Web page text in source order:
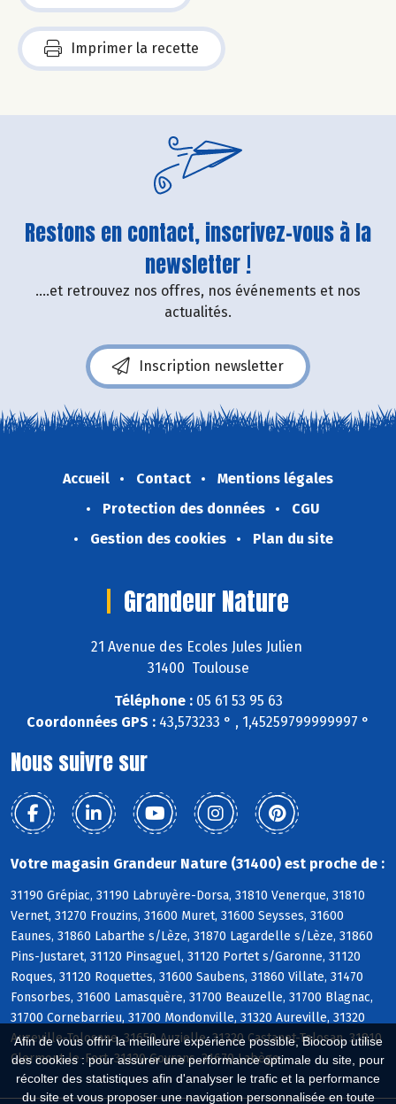
Afin de vous offrir la meilleure expérience possible, Biocoop utilise
des cookies : pour assurer une performance optimale du site, pour
récolter des statistiques afin d'analyser le trafic et la performance
du site et vous proposer une navigation personnalisée en toute
Imprimer la recette
Restons en contact, inscrivez-vous à la
newsletter !
....et retrouvez nos offres, nos événements et nos
actualités.
Inscription newsletter
Accueil Contact
Mentions légales
Protection des données
CGU
Gestion des cookies
Plan du site
Grandeur Nature
21 Avenue des Ecoles Jules Julien
31400 Toulouse
Téléphone :05 61 53 95 63
Coordonnées GPS : 43,573233 ° , 1,45259799999997 °
Nous suivre sur
Votre magasin Grandeur Nature (31400) est proche de :
31190 Grépiac, 31190 Labruyère-Dorsa, 31810 Venerque, 31810
Vernet, 31270 Frouzins, 31600 Muret, 31600 Seysses, 31600
Eaunes, 31860 Labarthe s/Lèze, 31870 Lagardelle s/Lèze, 31860
Pins-Justaret, 31120 Pinsaguel, 31120 Portet s/Garonne, 31120
Roques, 31120 Roquettes, 31600 Saubens, 31860 Villate, 31470
Fonsorbes, 31600 Lamasquère, 31700 Beauzelle, 31700 Blagnac,
31700 Cornebarrieu, 31700 Mondonville, 31320 Aureville, 31320
Auzeville-Tolosane, 31650 Auzielle, 31320 Castanet-Tolosan, 31810
Clermont-le-Fort, 31120 Goyrans, 31670 Labège